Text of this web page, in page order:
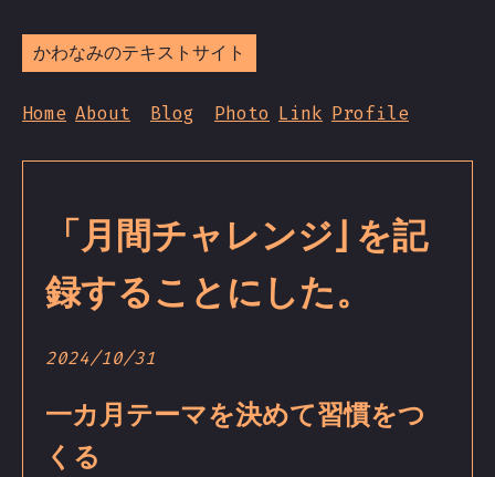
かわなみのテキストサイト
Home About Blog Photo Link Profile
「月間チャレンジ」を記
録することにした。
2024/10/31
一カ月テーマを決めて習慣をつ
くる